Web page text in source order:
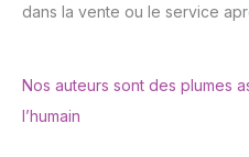
dans la vente ou le service
Nos auteurs sont des plumes
l’humain